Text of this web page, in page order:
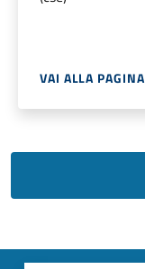
VAI ALLA PAGINA